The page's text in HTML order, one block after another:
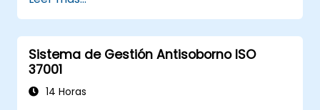
similar a la del examen de certificación.
27001, ISO/IEC 27002 y otros estándares y
marcos regulatorios
Comprender el funcionamiento de un
sistema de gestión de seguridad de la
información y sus procesos basados en
ISO/IEC 27001
Sistema de Gestión Antisoborno ISO
37001
14 Horas